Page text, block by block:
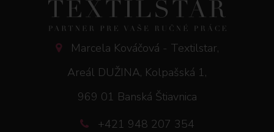
Marcela Kováčová - Textilstar,
Areál DUŽINA, Kolpašská 1,
969 01 Banská Štiavnica
+421 948 207 354